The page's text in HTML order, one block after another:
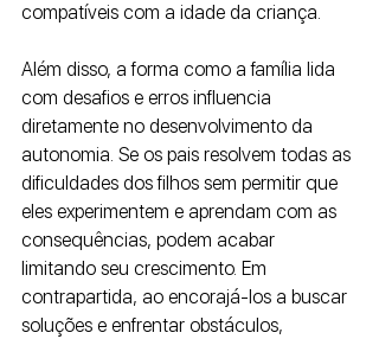
compatíveis com a idade da criança.
Além disso, a forma como a família lida
com desafios e erros influencia
diretamente no desenvolvimento da
autonomia. Se os pais resolvem todas as
dificuldades dos filhos sem permitir que
eles experimentem e aprendam com as
consequências, podem acabar
limitando seu crescimento. Em
contrapartida, ao encorajá-los a buscar
soluções e enfrentar obstáculos,